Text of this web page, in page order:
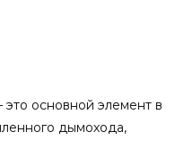
основной элемент в
дымохода,